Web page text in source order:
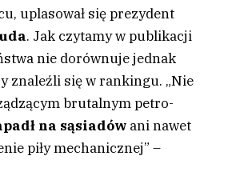
uplasował się prezydent
. Jak czytamy w publikacji
nie dorównuje jednak
znaleźli się w rankingu. „Nie
brutalnym petro-
na sąsiadów ani nawet
piły mechanicznej” –